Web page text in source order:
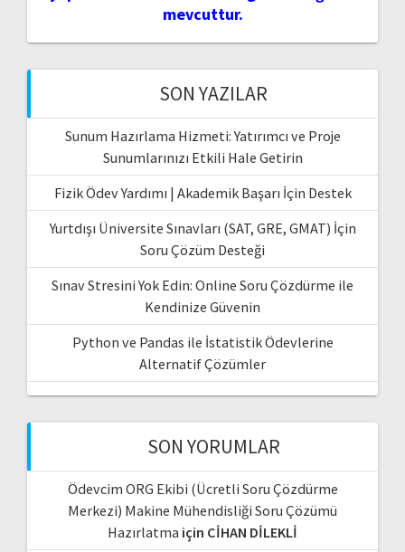
mevcuttur.
SON YAZILAR
Sunum Hazırlama Hizmeti: Yatırımcı ve Proje
Sunumlarınızı Etkili Hale Getirin
Fizik Ödev Yardımı | Akademik Başarı İçin Destek
Yurtdışı Üniversite Sınavları (SAT, GRE, GMAT) İçin
Soru Çözüm Desteği
Sınav Stresini Yok Edin: Online Soru Çözdürme ile
Kendinize Güvenin
Python ve Pandas ile İstatistik Ödevlerine
Alternatif Çözümler
SON YORUMLAR
Ödevcim ORG Ekibi (Ücretli Soru Çözdürme
Merkezi) Makine Mühendisliği Soru Çözümü
Hazırlatma için CİHAN DİLEKLİ